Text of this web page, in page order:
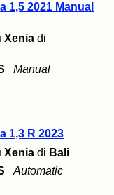
1,5 2021 Manual
Xenia di
Manual
1,3 R 2023
Xenia di Bali
Automatic